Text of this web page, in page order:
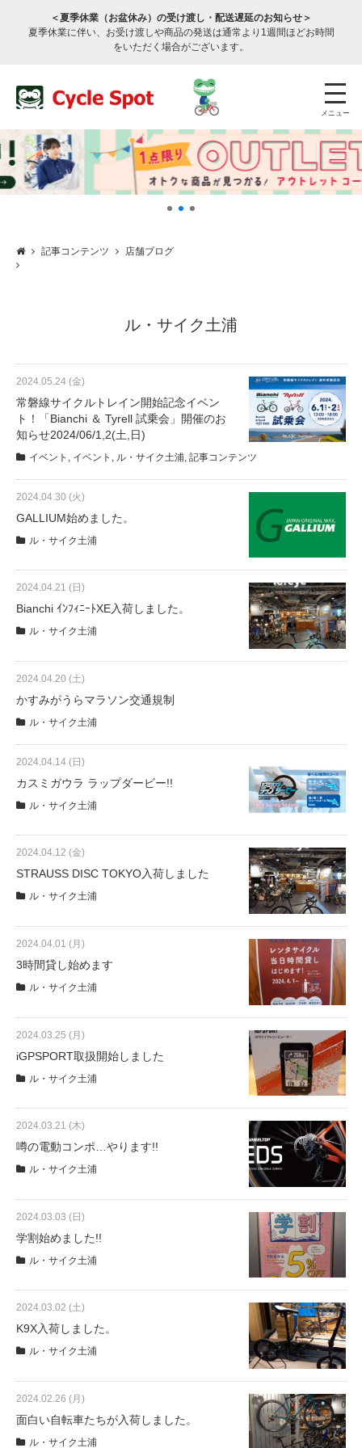
＜夏季休業（お盆休み）の受け渡し・配送遅延のお知らせ＞
夏季休業に伴い、お受け渡しや商品の発送は通常より1週間ほどお時間
をいただく場合がございます。
メニュー
サービス全般
修理・メンテナンス工賃
SpotMateログイン
PB全車種カタログ
Norwayシリーズ
eVita
コンテンツ
イベント
メディア
求人情報
募集中の求人情報
法人様
会社概要
個人情報保護
記事コンテンツ 店舗ブログ
ル・サイク土浦
2024.05.24 (金)
常磐線サイクルトレイン開始記念イベン
ト！「Bianchi ＆ Tyrell 試乗会」開催のお
知らせ2024/06/1,2(土,日)
イベント イベント ル・サイク土浦 記事コンテンツ
2024.04.30 (火)
GALLIUM始めました。
ル・サイク土浦
2024.04.21 (日)
Bianchi ｲﾝﾌｨﾆｰﾄXE入荷しました。
ル・サイク土浦
2024.04.20 (土)
かすみがうらマラソン交通規制
ル・サイク土浦
2024.04.14 (日)
カスミガウラ ラップダービー!!
ル・サイク土浦
2024.04.12 (金)
STRAUSS DISC TOKYO入荷しました
ル・サイク土浦
2024.04.01 (月)
3時間貸し始めます
ル・サイク土浦
2024.03.25 (月)
iGPSPORT取扱開始しました
ル・サイク土浦
2024.03.21 (木)
噂の電動コンポ…やります!!
ル・サイク土浦
2024.03.03 (日)
学割始めました!!
ル・サイク土浦
2024.03.02 (土)
K9X入荷しました。
ル・サイク土浦
2024.02.26 (月)
面白い自転車たちが入荷しました。
ル・サイク土浦